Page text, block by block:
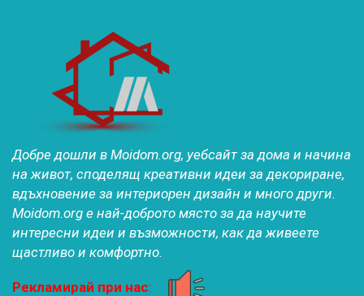
Добре дошли в Moidom.org, уебсайт за дома и начина
на живот, споделящ креативни идеи за декориране,
вдъхновение за интериорен дизайн и много други.
Moidom.org е най-доброто място за да научите
интересни идеи и възможности, как да живеете
щастливо и комфортно.
Рекламирай при нас: